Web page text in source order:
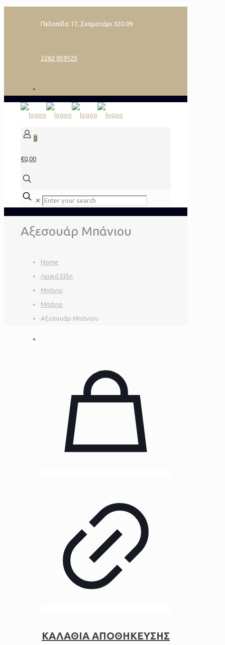
Πελοπίδα 17, Σχηματάρι 320 09
2262 059125
0
€0,00
✕
Αξεσουάρ Μπάνιου
Home
Λευκά Είδη
Μπάνιο
Μπάνιο
Αξεσουάρ Μπάνιου
ΚΑΛΑΘΙΑ ΑΠΟΘΗΚΕΥΣΗΣ